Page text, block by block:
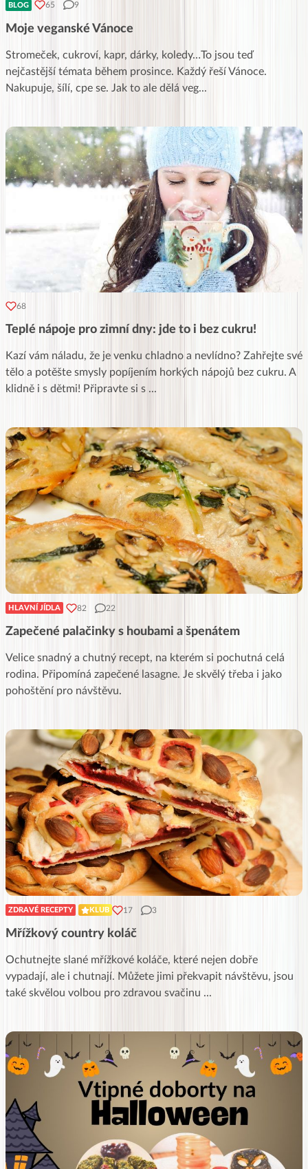
BLOG 65 9
Moje veganské Vánoce
Stromeček, cukroví, kapr, dárky, koledy…To jsou teď
nejčastější témata během prosince. Každý řeší Vánoce.
Nakupuje, šílí, cpe se. Jak to ale dělá veg...
68
Teplé nápoje pro zimní dny: jde to i bez cukru!
Kazí vám náladu, že je venku chladno a nevlídno? Zahřejte své
tělo a potěšte smysly popíjením horkých nápojů bez cukru. A
klidně i s dětmi! Připravte si s ...
HLAVNÍ JÍDLA 82 22
Zapečené palačinky s houbami a špenátem
Velice snadný a chutný recept, na kterém si pochutná celá
rodina. Připomíná zapečené lasagne. Je skvělý třeba i jako
pohoštění pro návštěvu.
ZDRAVÉ RECEPTY KLUB 17 3
Mřížkový country koláč
Ochutnejte slané mřížkové koláče, které nejen dobře
vypadají, ale i chutnají. Můžete jimi překvapit návštěvu, jsou
také skvělou volbou pro zdravou svačinu ...